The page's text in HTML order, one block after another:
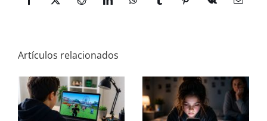
Facebook
X RedditLinkedInWhatsAppTumblrPinterest
Vk
Correo
Artículos relacionados